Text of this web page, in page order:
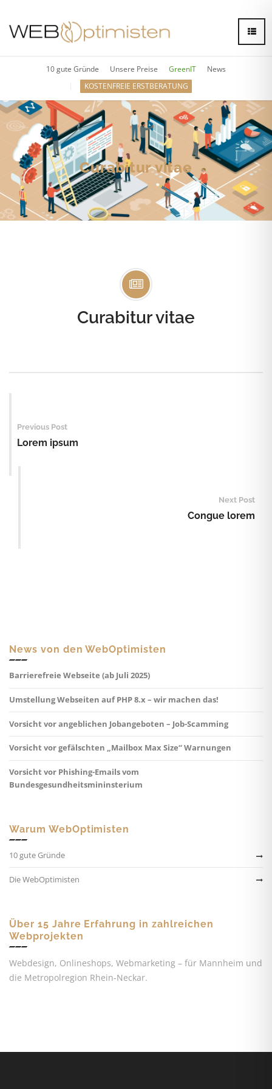
10 gute Gründe Unsere Preise GreenIT
News
KOSTENFREIE ERSTBERATUNG
Curabitur vitae
Curabitur vitae
navigation
Previous Post
Lorem ipsum
Next Post
Congue lorem
News von den WebOptimisten
Barrierefreie Webseite (ab Juli 2025)
Umstellung Webseiten auf PHP 8.x – wir machen das!
Vorsicht vor angeblichen Jobangeboten – Job-Scamming
Vorsicht vor gefälschten „Mailbox Max Size“ Warnungen
Vorsicht vor Phishing-Emails vom
Bundesgesundheitsmininsterium
Warum WebOptimisten
10 gute Gründe
Die WebOptimisten
Über 15 Jahre Erfahrung in zahlreichen
Webprojekten
Webdesign, Onlineshops, Webmarketing – für Mannheim und
die Metropolregion Rhein-Neckar.